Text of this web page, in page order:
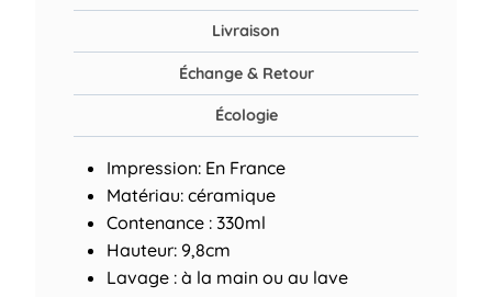
Livraison
Échange & Retour
Écologie
Impression: En France
Matériau: céramique
Contenance : 330ml
Hauteur: 9,8cm
Lavage : à la main ou au lave